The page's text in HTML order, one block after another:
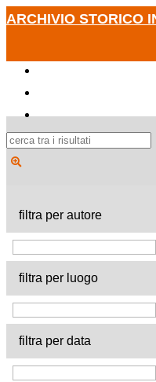
ARCHIVIO STORICO
filtra per autore
filtra per luogo
filtra per data